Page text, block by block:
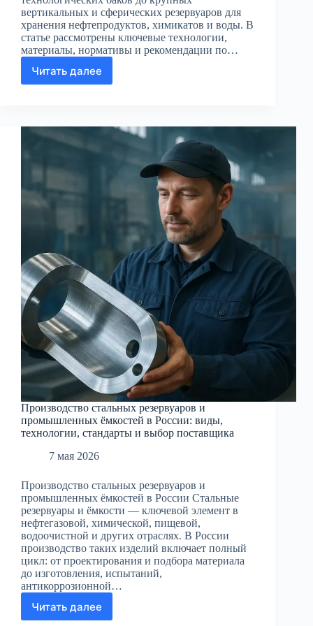
вертикальных и сферических резервуаров для
хранения нефтепродуктов, химикатов и воды. В
статье рассмотрены ключевые технологии,
материалы, нормативы и рекомендации по…
Читать далее
Производство
промышленных
ёмкостей
России
технологии,
стандарты
выбор
поставщика
Производство стальных резервуаров и
промышленных ёмкостей в России: виды,
технологии, стандарты и выбор поставщика
7 мая 2026
Производство стальных резервуаров и
промышленных ёмкостей в России Стальные
резервуары и ёмкости — ключевой элемент в
нефтегазовой, химической, пищевой,
водоочистной и других отраслях. В России
производство таких изделий включает полный
цикл: от проектирования и подбора материала
до изготовления, испытаний,
антикоррозионной…
Читать далее
Производство